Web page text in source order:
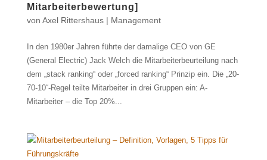
Mitarbeiterbewertung]
von Axel Rittershaus| Management
In den 1980er Jahren führte der damalige CEO von GE
(General Electric) Jack Welch die Mitarbeiterbeurteilung nach
dem „stack ranking“ oder „forced ranking“ Prinzip ein. Die „20-
70-10“-Regel teilte Mitarbeiter in drei Gruppen ein: A-
Mitarbeiter – die Top 20%...